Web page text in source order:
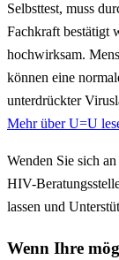
Selbsttest, muss
Fachkraft bestätigt
hochwirksam.
können eine
unterdrückter
Mehr über U=U
Wenden Sie sich
HIV-
lassen und
Wenn Ihre